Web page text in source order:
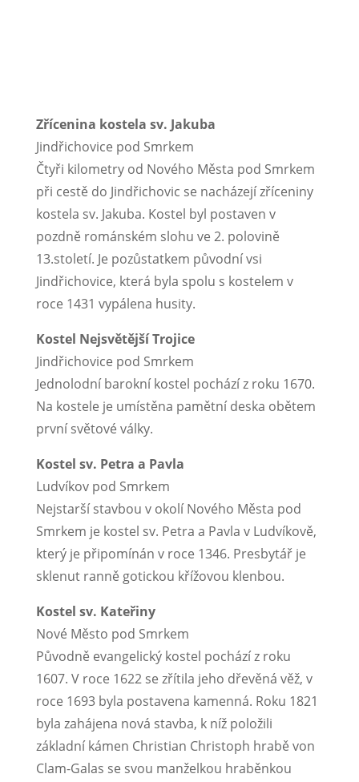
Zřícenina kostela sv. Jakuba
Jindřichovice pod Smrkem
Čtyři kilometry od Nového Města pod Smrkem
při cestě do Jindřichovic se nacházejí zříceniny
kostela sv. Jakuba. Kostel byl postaven v
pozdně románském slohu ve 2. polovině
13.století. Je pozůstatkem původní vsi
Jindřichovice, která byla spolu s kostelem v
roce 1431 vypálena husity.
Kostel Nejsvětější Trojice
Jindřichovice pod Smrkem
Jednolodní barokní kostel pochází z roku 1670.
Na kostele je umístěna pamětní deska obětem
první světové války.
Kostel sv. Petra a Pavla
Ludvíkov pod Smrkem
Nejstarší stavbou v okolí Nového Města pod
Smrkem je kostel sv. Petra a Pavla v Ludvíkově,
který je připomínán v roce 1346. Presbytář je
sklenut ranně gotickou křížovou klenbou.
Kostel sv. Kateřiny
Nové Město pod Smrkem
Původně evangelický kostel pochází z roku
1607. V roce 1622 se zřítila jeho dřevěná věž, v
roce 1693 byla postavena kamenná. Roku 1821
byla zahájena nová stavba, k níž položili
základní kámen Christian Christoph hrabě von
Clam-Galas se svou manželkou hraběnkou